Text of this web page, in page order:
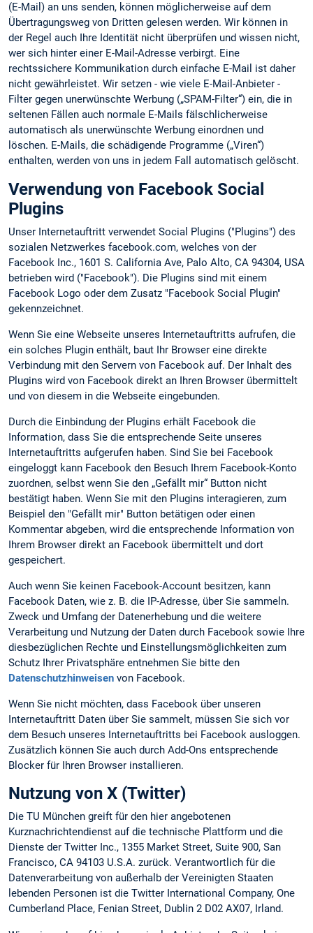
(E-Mail) an uns senden, können möglicherweise auf dem
Übertragungsweg von Dritten gelesen werden. Wir können in
der Regel auch Ihre Identität nicht überprüfen und wissen nicht,
wer sich hinter einer E-Mail-Adresse verbirgt. Eine
rechtssichere Kommunikation durch einfache E-Mail ist daher
nicht gewährleistet. Wir setzen - wie viele E-Mail-Anbieter -
Filter gegen unerwünschte Werbung („SPAM-Filter“) ein, die in
seltenen Fällen auch normale E-Mails fälschlicherweise
automatisch als unerwünschte Werbung einordnen und
löschen. E-Mails, die schädigende Programme („Viren“)
enthalten, werden von uns in jedem Fall automatisch gelöscht.
Verwendung von Facebook Social
Plugins
Unser Internetauftritt verwendet Social Plugins ("Plugins") des
sozialen Netzwerkes facebook.com, welches von der
Facebook Inc., 1601 S. California Ave, Palo Alto, CA 94304, USA
betrieben wird ("Facebook"). Die Plugins sind mit einem
Facebook Logo oder dem Zusatz "Facebook Social Plugin"
gekennzeichnet.
Wenn Sie eine Webseite unseres Internetauftritts aufrufen, die
ein solches Plugin enthält, baut Ihr Browser eine direkte
Verbindung mit den Servern von Facebook auf. Der Inhalt des
Plugins wird von Facebook direkt an Ihren Browser übermittelt
und von diesem in die Webseite eingebunden.
Durch die Einbindung der Plugins erhält Facebook die
Information, dass Sie die entsprechende Seite unseres
Internetauftritts aufgerufen haben. Sind Sie bei Facebook
eingeloggt kann Facebook den Besuch Ihrem Facebook-Konto
zuordnen, selbst wenn Sie den „Gefällt mir“ Button nicht
bestätigt haben. Wenn Sie mit den Plugins interagieren, zum
Beispiel den "Gefällt mir" Button betätigen oder einen
Kommentar abgeben, wird die entsprechende Information von
Ihrem Browser direkt an Facebook übermittelt und dort
gespeichert.
Auch wenn Sie keinen Facebook-Account besitzen, kann
Facebook Daten, wie z. B. die IP-Adresse, über Sie sammeln.
Zweck und Umfang der Datenerhebung und die weitere
Verarbeitung und Nutzung der Daten durch Facebook sowie Ihre
diesbezüglichen Rechte und Einstellungsmöglichkeiten zum
Schutz Ihrer Privatsphäre entnehmen Sie bitte den
Datenschutzhinweisen von Facebook.
Wenn Sie nicht möchten, dass Facebook über unseren
Internetauftritt Daten über Sie sammelt, müssen Sie sich vor
dem Besuch unseres Internetauftritts bei Facebook ausloggen.
Zusätzlich können Sie auch durch Add-Ons entsprechende
Blocker für Ihren Browser installieren.
Nutzung von X (Twitter)
Die TU München greift für den hier angebotenen
Kurznachrichtendienst auf die technische Plattform und die
Dienste der Twitter Inc., 1355 Market Street, Suite 900, San
Francisco, CA 94103 U.S.A. zurück. Verantwortlich für die
Datenverarbeitung von außerhalb der Vereinigten Staaten
lebenden Personen ist die Twitter International Company, One
Cumberland Place, Fenian Street, Dublin 2 D02 AX07, Irland.